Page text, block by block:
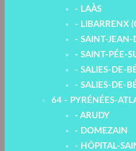
- LAÀS
- LIBARRENX
- SAINT-JEAN-
- SAINT-PÉE-
- SALIES-DE-
- SALIES-DE-
64 - PYRÉNÉES-
- ARUDY
- DOMEZAIN
- HÔPITAL-